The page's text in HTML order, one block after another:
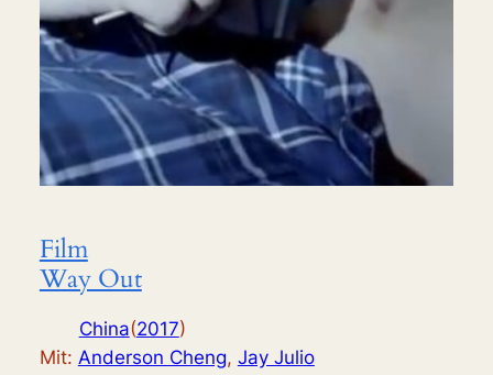
Film
Way Out
China(2017)
Mit: Anderson Cheng, Jay Julio